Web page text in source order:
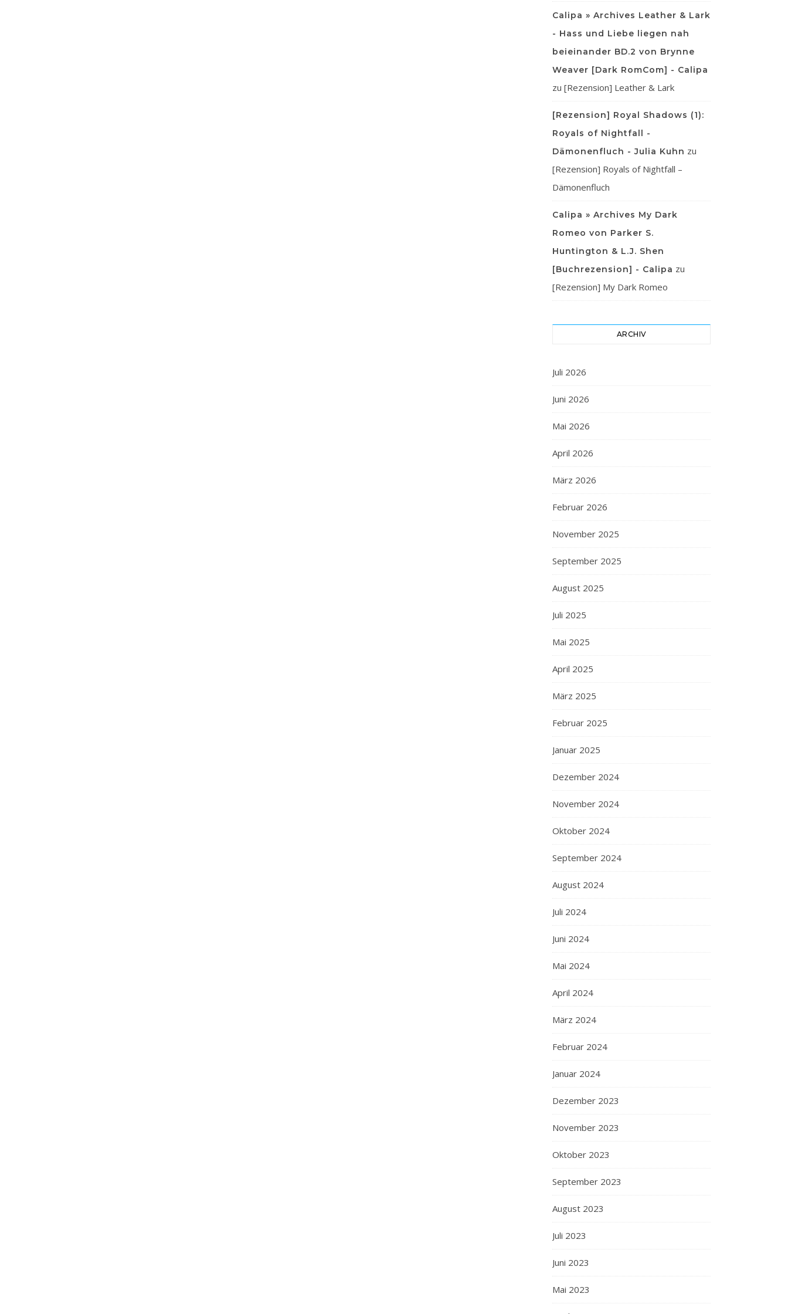
Calipa » Archives Leather & Lark
- Hass und Liebe liegen nah
beieinander BD.2 von Brynne
Weaver [Dark RomCom] - Calipa
zu [Rezension] Leather & Lark
[Rezension] Royal Shadows (1):
Royals of Nightfall -
Dämonenfluch - Julia Kuhn zu
[Rezension] Royals of Nightfall –
Dämonenfluch
Calipa » Archives My Dark
Romeo von Parker S.
Huntington & L.J. Shen
[Buchrezension] - Calipa zu
[Rezension] My Dark Romeo
ARCHIV
Juli 2026
Juni 2026
Mai 2026
April 2026
März 2026
Februar 2026
November 2025
September 2025
August 2025
Juli 2025
Mai 2025
April 2025
März 2025
Februar 2025
Januar 2025
Dezember 2024
November 2024
Oktober 2024
September 2024
August 2024
Juli 2024
Juni 2024
Mai 2024
April 2024
März 2024
Februar 2024
Januar 2024
Dezember 2023
November 2023
Oktober 2023
September 2023
August 2023
Juli 2023
Juni 2023
Mai 2023